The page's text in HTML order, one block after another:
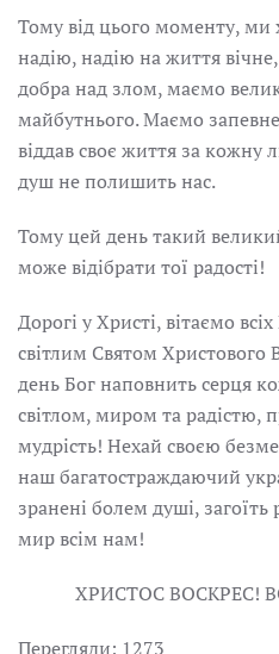
Тому від цього моменту,
надію, надію на життя
добра над злом, маємо
майбутнього. Маємо
віддав своє життя за кожну
душ не полишить нас.
Тому цей день такий
може відібрати тої радості!
Дорогі у Христі, вітаємо
світлим Святом Христового
день Бог наповнить серця
світлом, миром та радістю,
мудрість! Нехай своєю
наш багатостраждаючий
зранені болем душі,
мир всім нам!
ХРИСТОС ВОСКРЕС!
Перегляди: 1273